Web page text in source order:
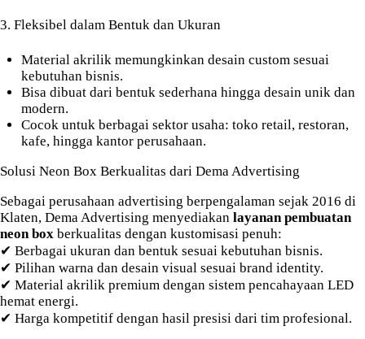
3. Fleksibel dalam Bentuk dan Ukuran
Material akrilik memungkinkan desain custom sesuai
kebutuhan bisnis.
Bisa dibuat dari bentuk sederhana hingga desain unik dan
modern.
Cocok untuk berbagai sektor usaha: toko retail, restoran,
kafe, hingga kantor perusahaan.
Solusi Neon Box Berkualitas dari Dema Advertising
Sebagai perusahaan advertising berpengalaman sejak 2016 di
Klaten, Dema Advertising menyediakan layanan pembuatan
neon box berkualitas dengan kustomisasi penuh:
✔ Berbagai ukuran dan bentuk sesuai kebutuhan bisnis.
✔ Pilihan warna dan desain visual sesuai brand identity.
✔ Material akrilik premium dengan sistem pencahayaan LED
hemat energi.
✔ Harga kompetitif dengan hasil presisi dari tim profesional.